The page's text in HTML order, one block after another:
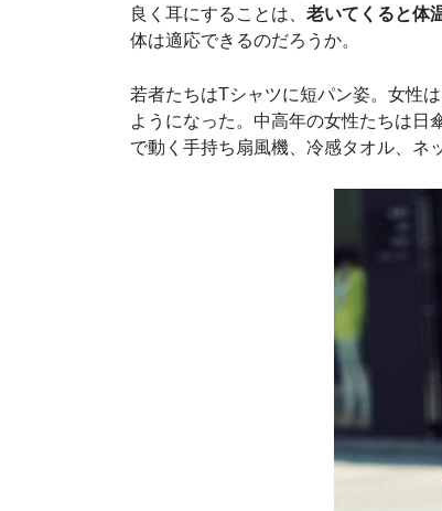
良く耳にすることは、 老いてくると体
体は適応できるのだろうか。
若者たちはTシャツに短パン姿。女性
ようになった。中高年の女性たちは日
で動く手持ち扇風機、冷感タオル、ネ